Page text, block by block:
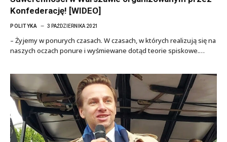
Konfederację! [WIDEO]
POLITYKA 3 PAŹDZIERNIKA 2021
– Żyjemy w ponurych czasach. W czasach, w których realizują się na
naszych oczach ponure i wyśmiewane dotąd teorie spiskowe.…